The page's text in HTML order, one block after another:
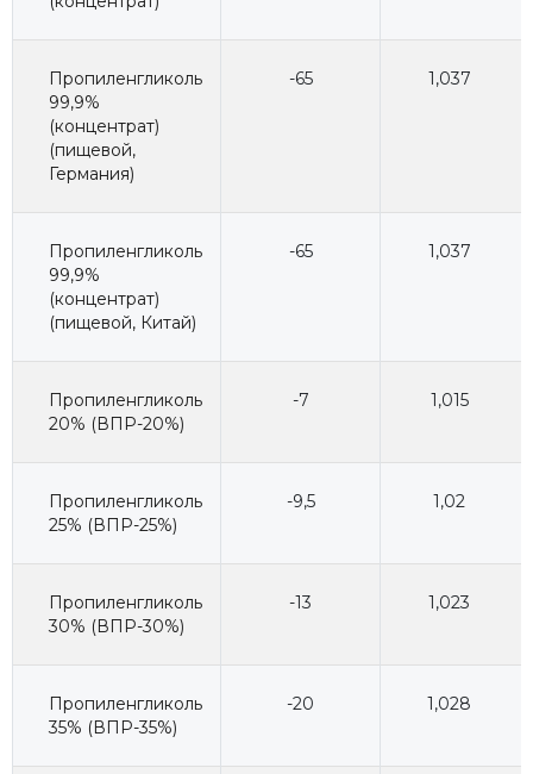
Пропиленгликоль
99,9%
(концентрат)
(пищевой,
Германия)
-65 1,037
Пропиленгликоль
99,9%
(концентрат)
(пищевой, Китай)
-65 1,037
Пропиленгликоль
20% (ВПР-20%)
-7 1,015
Пропиленгликоль
25% (ВПР-25%)
-9,5 1,02
Пропиленгликоль
30% (ВПР-30%)
-13 1,023
Пропиленгликоль
35% (ВПР-35%)
-20 1,028